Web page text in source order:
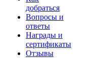
добраться
Вопросы и
ответы
Награды и
сертификаты
Отзывы